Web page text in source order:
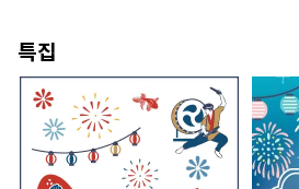
내는 카운터 스타일의 철
토 같은 체험 등 교토의 모
는 호텔입니다.
특집